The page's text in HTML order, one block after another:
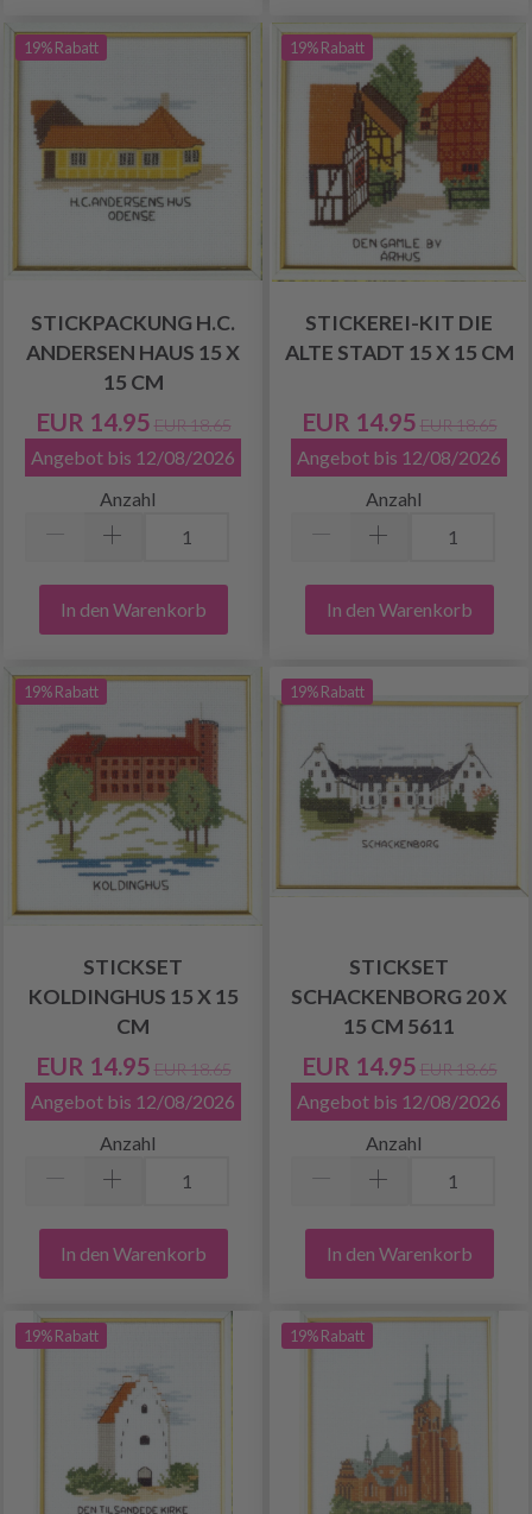
19% Rabatt
STICKPACKUNG H.C.
ANDERSEN HAUS 15 X
15 CM
EUR 14.95 EUR 18.65
Angebot bis 12/08/2026
Anzahl
In den Warenkorb
19% Rabatt
STICKEREI-KIT DIE
ALTE STADT 15 X 15 CM
EUR 14.95 EUR 18.65
Angebot bis 12/08/2026
Anzahl
In den Warenkorb
19% Rabatt
STICKSET
KOLDINGHUS 15 X 15
CM
EUR 14.95 EUR 18.65
Angebot bis 12/08/2026
Anzahl
In den Warenkorb
19% Rabatt
STICKSET
SCHACKENBORG 20 X
15 CM 5611
EUR 14.95 EUR 18.65
Angebot bis 12/08/2026
Anzahl
In den Warenkorb
19% Rabatt 19% Rabatt